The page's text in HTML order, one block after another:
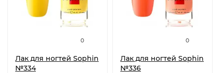
0
Лак для ногтей Sophin
№334
0
Лак для ногтей Sophin
№336